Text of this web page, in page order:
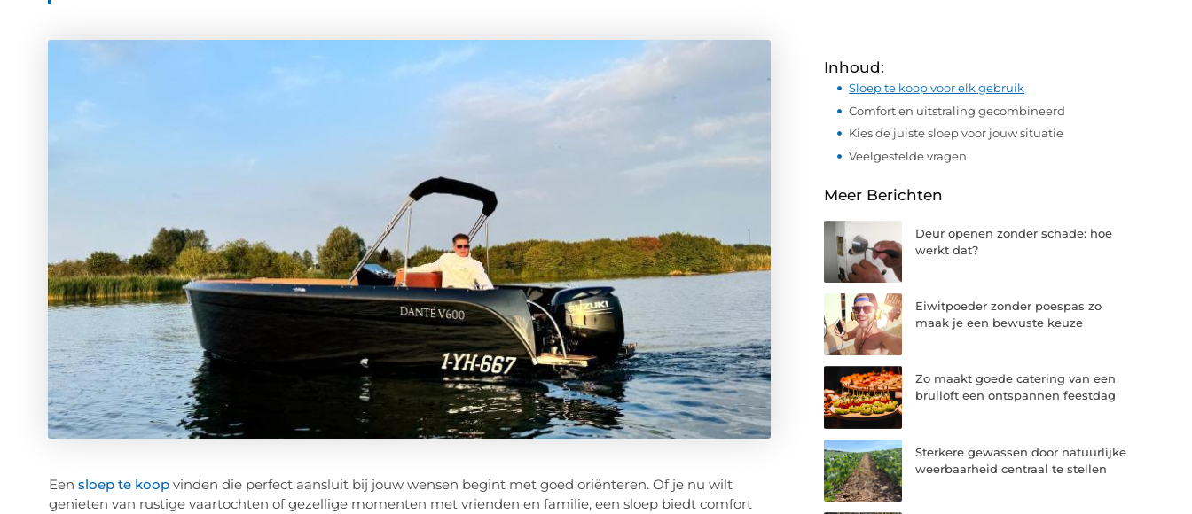
Een sloep te koopvinden die perfect aansluit bij jouw wensen begint met goed oriënteren. Of je nu wilt
genieten van rustige vaartochten of gezellige momenten met vrienden en familie, een sloep biedt comfort
Inhoud:
Sloep te koop voor elk gebruik
Comfort en uitstraling gecombineerd
Kies de juiste sloep voor jouw situatie
Veelgestelde vragen
Meer Berichten
Deur openen zonder schade: hoe
werkt dat?
Eiwitpoeder zonder poespas zo
maak je een bewuste keuze
Zo maakt goede catering van een
bruiloft een ontspannen feestdag
Sterkere gewassen door natuurlijke
weerbaarheid centraal te stellen